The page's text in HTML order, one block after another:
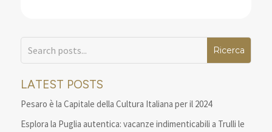
LATEST POSTS
Pesaro è la Capitale della Cultura Italiana per il 2024
Esplora la Puglia autentica: vacanze indimenticabili a Trulli le